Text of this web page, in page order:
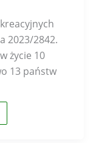
2023/2842.
życie 10
13 państw